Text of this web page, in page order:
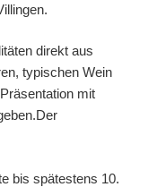
direkt aus
typischen Wein
mit
bis spätestens 10.